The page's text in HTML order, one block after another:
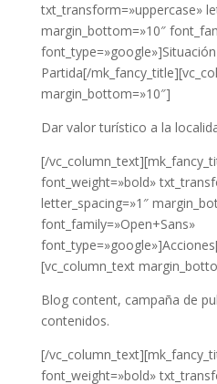
txt_transform=»uppercase»
margin_bottom=»10″
Partida[/
margin_bottom=»10″]
Dar valor turístico a la
[/
font_weight=»bold»
letter_spacing=»1″
font_family=»Open+Sans»
[vc_column_text
Blog content, campaña de
contenidos.
[/
font_weight=»bold»